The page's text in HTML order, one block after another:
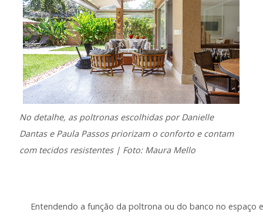
No detalhe, as poltronas escolhidas por Danielle
Dantas e Paula Passos priorizam o conforto e contam
com tecidos resistentes | Foto: Maura Mello
Entendendo a função da poltrona ou do banco no espaço